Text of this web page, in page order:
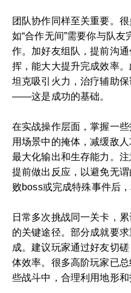
团队协作同样至关重要。
如“合作无间”需要你与队
作。加好友组队，提前沟
挥，能大大提升完成效率
坦克吸引火力，治疗辅助
——这是成功的基础。
在实战操作层面，掌握一
用场景中的掩体，减缓敌
最大化输出和生存能力。
提前做出反应，以避免无
败boss或完成特殊事件后
日常多次挑战同一关卡，
的关键途径。部分成就要
成。建议玩家通过好友切
体效率。很多高阶玩家已
些战斗中，合理利用地形和